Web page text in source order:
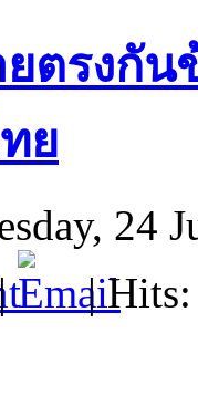
ตรงกัน
ย
24
| Hits: